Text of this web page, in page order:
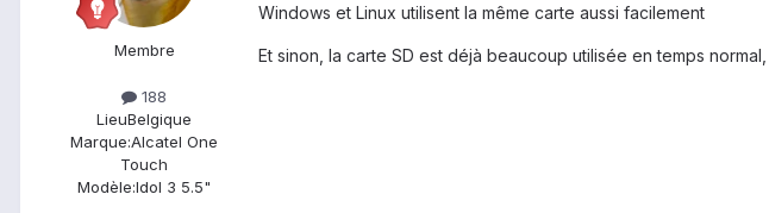
Membre
188
LieuBelgique
Marque:Alcatel One
Touch
Modèle:Idol 3 5.5"
Windows et Linux utilisent la même carte aussi facilement
Et sinon, la carte SD est déjà beaucoup utilisée en temps